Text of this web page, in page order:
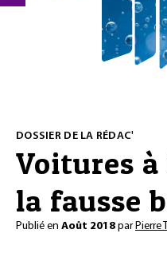
DOSSIER DE LA RÉDAC'
Voitures à
la fausse
Publié en Août 2018 parPierre